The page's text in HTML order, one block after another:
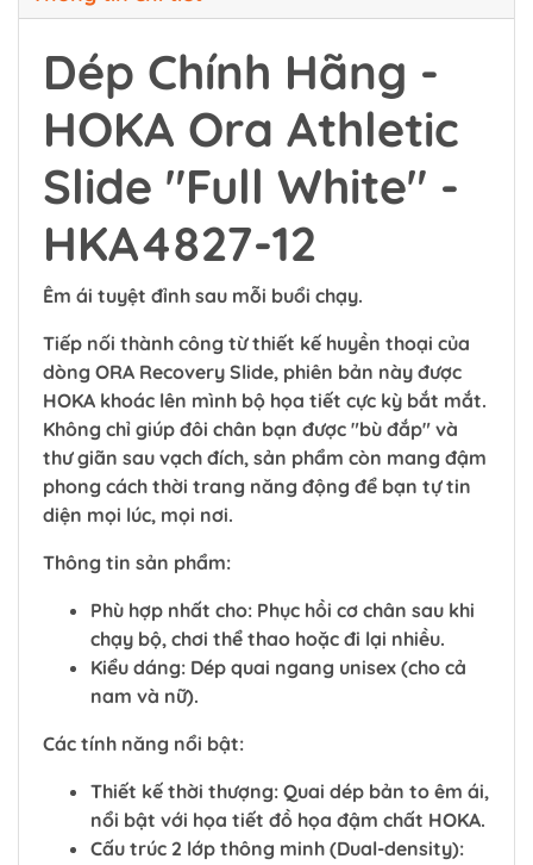
Dép Chính Hãng -
HOKA Ora Athletic
Slide "Full White" -
HKA4827-12
Êm ái tuyệt đỉnh sau mỗi buổi chạy.
Tiếp nối thành công từ thiết kế huyền thoại của
dòng ORA Recovery Slide, phiên bản này được
HOKA khoác lên mình bộ họa tiết cực kỳ bắt mắt.
Không chỉ giúp đôi chân bạn được "bù đắp" và
thư giãn sau vạch đích, sản phẩm còn mang đậm
phong cách thời trang năng động để bạn tự tin
diện mọi lúc, mọi nơi.
Thông tin sản phẩm:
Phù hợp nhất cho: Phục hồi cơ chân sau khi
chạy bộ, chơi thể thao hoặc đi lại nhiều.
Kiểu dáng: Dép quai ngang unisex (cho cả
nam và nữ).
Các tính năng nổi bật:
Thiết kế thời thượng: Quai dép bản to êm ái,
nổi bật với họa tiết đồ họa đậm chất HOKA.
Cấu trúc 2 lớp thông minh (Dual-density):